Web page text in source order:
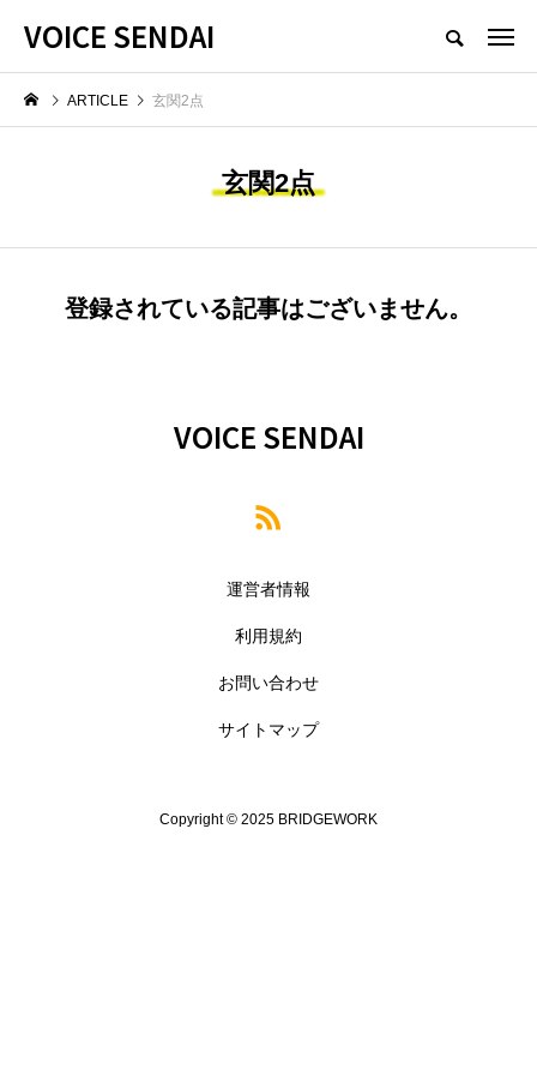
VOICE SENDAI
ARTICLE 玄関2点
玄関2点
登録されている記事はございません。
VOICE SENDAI
運営者情報
利用規約
お問い合わせ
サイトマップ
Copyright © 2025 BRIDGEWORK